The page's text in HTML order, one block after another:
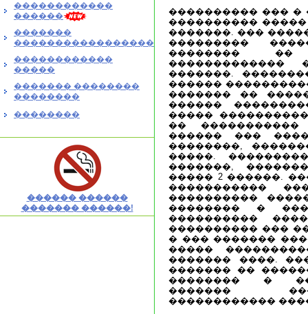
������������
������
�������
�����������������
������������
�����
������� ��������
��������
��������
������ ������
������� ������!
���������� ��� �
����������
�������. ���
���������
�������� ��
�������������
�������.
������
������� ��
������
�����
��
������ ���
��������,
�����.
�������,
����� 2 ������.
�����������
����������
�������� �
����������
���������� ���
� ��� �������
�����
������� ����.
������� ��
�������� �
�������
������������